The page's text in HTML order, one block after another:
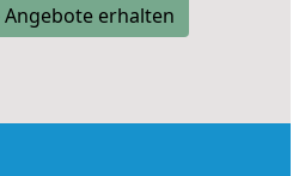
Angebote erhalten